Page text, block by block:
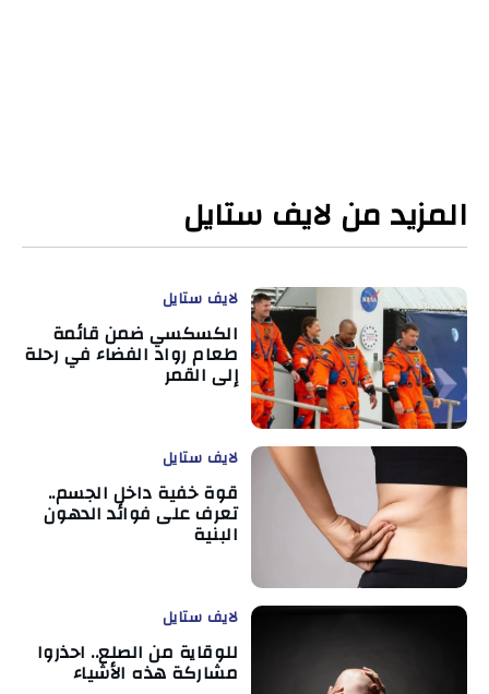
المزيد من لايف ستايل
لايف ستايل
الكسكسي ضمن قائمة
طعام رواد الفضاء في رحلة
إلى القمر
لايف ستايل
قوة خفية داخل الجسم..
تعرف على فوائد الدهون
البنية
لايف ستايل
للوقاية من الصلع.. احذروا
مشاركة هذه الأشياء